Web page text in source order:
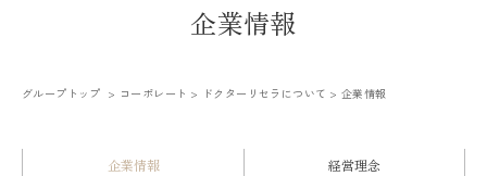
み
企業情報
グループトップ コーポレート ドクターリセラについて 企業情報
企業情報 経営理念